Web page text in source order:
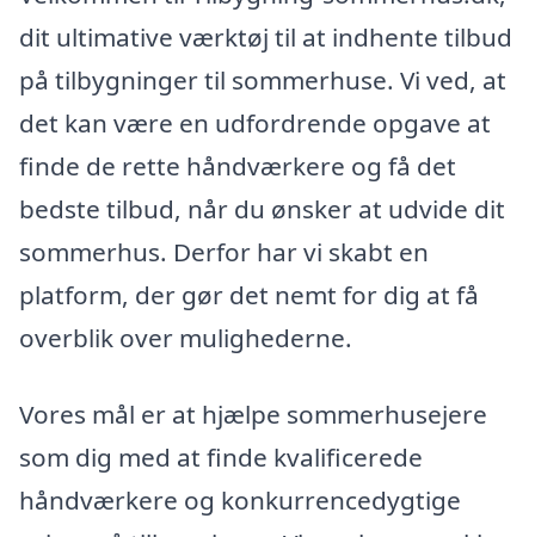
dit ultimative værktøj til at indhente tilbud
på tilbygninger til sommerhuse. Vi ved, at
det kan være en udfordrende opgave at
finde de rette håndværkere og få det
bedste tilbud, når du ønsker at udvide dit
sommerhus. Derfor har vi skabt en
platform, der gør det nemt for dig at få
overblik over mulighederne.
Vores mål er at hjælpe sommerhusejere
som dig med at finde kvalificerede
håndværkere og konkurrencedygtige